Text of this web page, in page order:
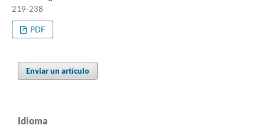
219-238
PDF
Enviar un artículo
Idioma